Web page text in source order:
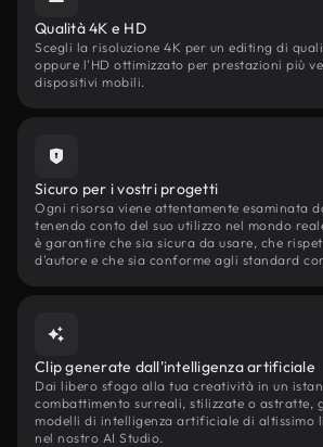
Qualità 4K e HD
Scegli la risoluzione 4K per un editing di
oppure l'HD ottimizzato per prestazioni più
dispositivi mobili.
Sicuro per i vostri progetti
Ogni risorsa viene attentamente esaminata
tenendo conto del suo utilizzo nel mondo
è garantire che sia sicura da usare, che
d'autore e che sia conforme agli standard
Clip generate dall'intelligenza artificiale
Dai libero sfogo alla tua creatività in un
combattimento surreali, stilizzate o astratte,
modelli di intelligenza artificiale di altissimo
nel nostro AI Studio.